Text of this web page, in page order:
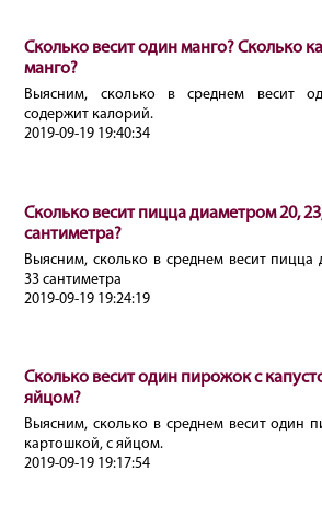
Сколько весит один манго? Сколько
манго?
Выясним, сколько в среднем весит
содержит калорий.
2019-09-19 19:40:34
Сколько весит пицца диаметром 20,
сантиметра?
Выясним, сколько в среднем весит пицца
33 сантиметра
2019-09-19 19:24:19
Сколько весит один пирожок с
яйцом?
Выясним, сколько в среднем весит один
картошкой, с яйцом.
2019-09-19 19:17:54